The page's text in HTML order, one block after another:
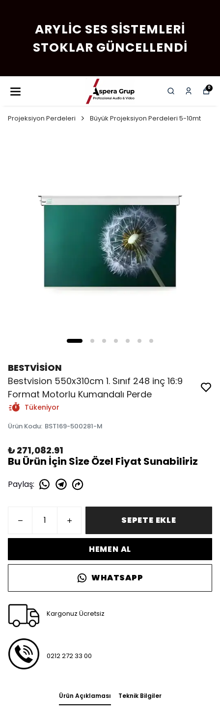
ARYLIC SES SISTEMLERI
STOKLAR GÜNCELLENDI
0
Projeksiyon Perdeleri Büyük Projeksiyon Perdeleri 5-10mt
BESTVİSİON
Bestvision 550x310cm 1. Sınıf 248 inç 16:9
Format Motorlu Kumandalı Perde
Tükeniyor
Ürün Kodu: BST169-500281-M
₺ 271,082.91
Bu Ürün İçin Size Özel Fiyat Sunabiliriz
Paylaş:
SEPETE EKLE
HEMEN AL
WHATSAPP
Kargonuz Ücretsiz
0212 272 33 00
Ürün Açıklaması Teknik Bilgiler